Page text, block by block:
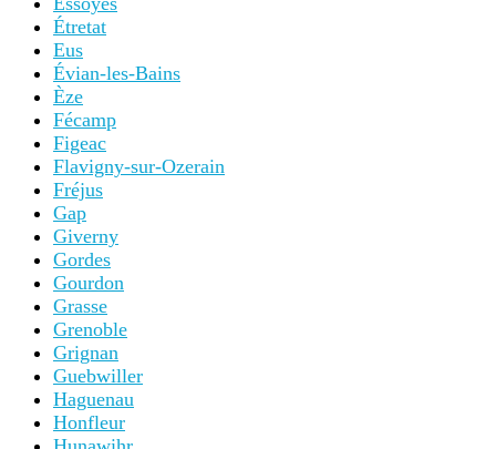
Étretat
Eus
Évian-les-Bains
Èze
Fécamp
Figeac
Flavigny-sur-Ozerain
Fréjus
Gap
Giverny
Gordes
Gourdon
Grasse
Grenoble
Grignan
Guebwiller
Haguenau
Honfleur